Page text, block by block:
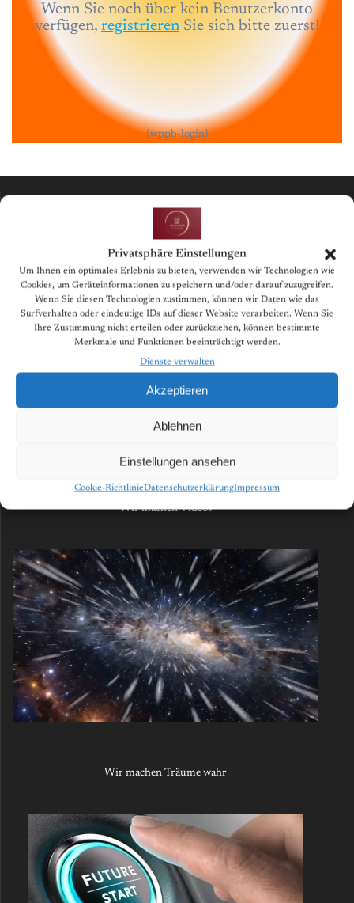
Privatsphäre Einstellungen
Um Ihnen ein optimales Erlebnis zu bieten, verwenden wir Technologien wie
Cookies, um Geräteinformationen zu speichern und/oder darauf zuzugreifen.
Wenn Sie diesen Technologien zustimmen, können wir Daten wie das
Surfverhalten oder eindeutige IDs auf dieser Website verarbeiten. Wenn Sie
Ihre Zustimmung nicht erteilen oder zurückziehen, können bestimmte
Merkmale und Funktionen beeinträchtigt werden.
Dienste verwalten
Akzeptieren
Ablehnen
Einstellungen ansehen
Cookie-RichtlinieDatenschutzerklärungImpressum
Wenn Sie noch über kein Benutzerkonto
verfügen, registrierenSie sich bitte zuerst!
[wppb-login]
Wir machen Videos
Wir machen Träume wahr